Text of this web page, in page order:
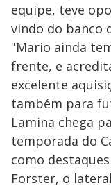
equipe, teve
vindo do banco
"Mario ainda
frente, e
excelente
também para
Lamina chega
temporada do
como
Forster, o